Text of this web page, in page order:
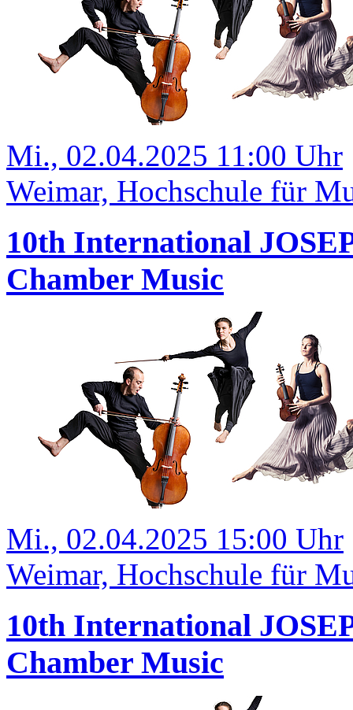
Mi., 02.04.2025 11:00 Uhr
Weimar, Hochschule für
10th International
Chamber Music
Mi., 02.04.2025 15:00 Uhr
Weimar, Hochschule für
10th International
Chamber Music